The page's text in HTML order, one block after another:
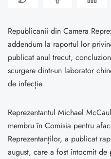
Republicanii din Camera
addendum la raportul lor
publicat anul trecut,
scurgere dintr-un laborator
de infecție.
Reprezentantul Michael
membru în Comisia pentru
Reprezentanților, a publicat
august, care a fost întocmit de